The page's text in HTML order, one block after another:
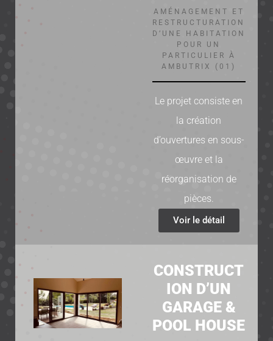
AMÉNAGEMENT ET
RESTRUCTURATION
D’UNE HABITATION
POUR UN
PARTICULIER À
AMBUTRIX (01)
Le projet consiste en
la création
d’ouvertures en sous-
œuvre et la
réorganisation de
pièces.
Voir le détail
CONSTRUCT
ION D’UN
GARAGE &
POOL HOUSE